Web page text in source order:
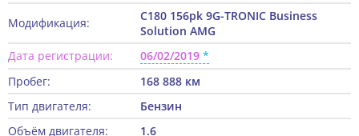
Модификация:
C180 156pk 9G-TRONIC Business
Solution AMG
Дата регистрации:
06/02/2019
Пробег:
168 888 км
Тип двигателя:
Бензин
Объём двигателя:
1.6